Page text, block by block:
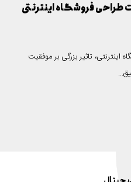
فروشگاه اینترنتی
تاثیر بزرگی بر موفقیت